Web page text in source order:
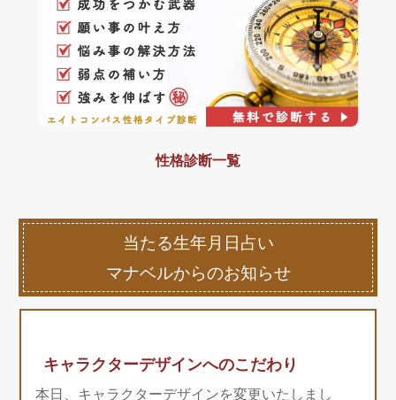
性格診断一覧
当たる生年月日占い
マナベルからのお知らせ
キャラクターデザインへのこだわり
本日、キャラクターデザインを変更いたしまし